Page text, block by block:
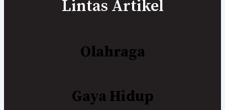
Lintas Artikel
Olahraga
Gaya Hidup